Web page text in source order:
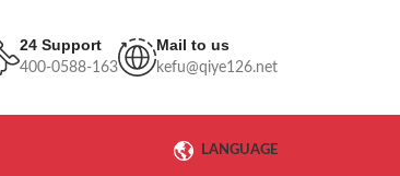
24 Support
400-0588-163
Mail to us
kefu@qiye126.net
LANGUAGE